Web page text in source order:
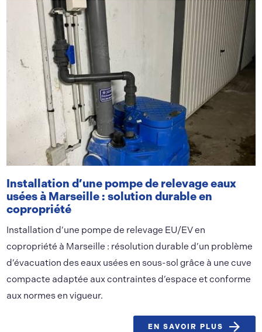
Installation d’une pompe de relevage eaux
usées à Marseille : solution durable en
copropriété
Installation d’une pompe de relevage EU/EV en
copropriété à Marseille : résolution durable d’un problème
d’évacuation des eaux usées en sous-sol grâce à une cuve
compacte adaptée aux contraintes d’espace et conforme
aux normes en vigueur.
EN SAVOIR PLUS